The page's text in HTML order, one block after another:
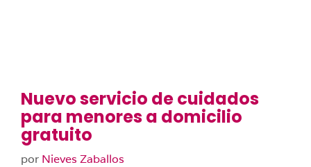
Nuevo servicio de cuidados
para menores a domicilio
gratuito
por Nieves Zaballos